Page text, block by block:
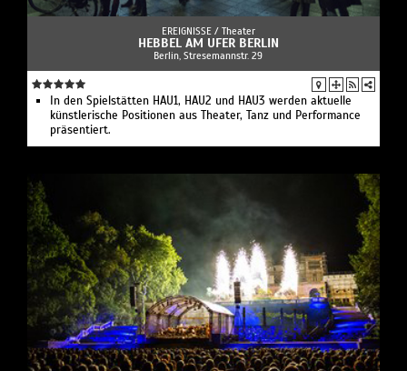
EREIGNISSE / Theater
HEBBEL AM UFER BERLIN
Berlin, Stresemannstr. 29
In den Spielstätten HAU1, HAU2 und HAU3 werden aktuelle
künstlerische Positionen aus Theater, Tanz und Performance
präsentiert.